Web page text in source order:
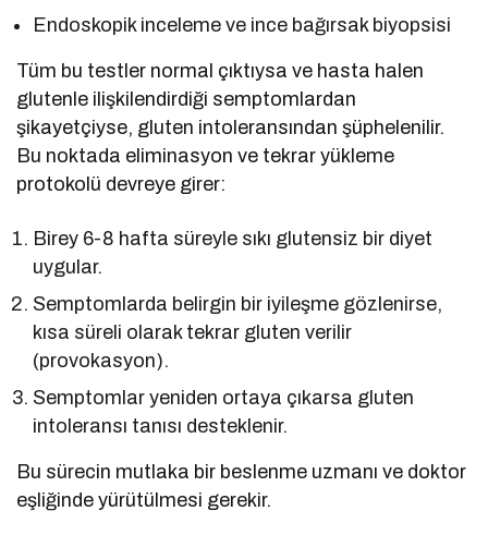
Endoskopik inceleme ve ince bağırsak biyopsisi
Tüm bu testler normal çıktıysa ve hasta halen
glutenle ilişkilendirdiği semptomlardan
şikayetçiyse, gluten intoleransından şüphelenilir.
Bu noktada eliminasyon ve tekrar yükleme
protokolü devreye girer:
Birey 6-8 hafta süreyle sıkı glutensiz bir diyet
uygular.
Semptomlarda belirgin bir iyileşme gözlenirse,
kısa süreli olarak tekrar gluten verilir
(provokasyon).
Semptomlar yeniden ortaya çıkarsa gluten
intoleransı tanısı desteklenir.
Bu sürecin mutlaka bir beslenme uzmanı ve doktor
eşliğinde yürütülmesi gerekir.